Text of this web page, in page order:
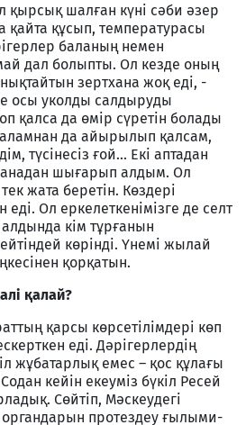
қырсық шалған күні сәби әзер
қайта құсып, температурасы
баланың немен
дал болыпты. Ол кезде оның
зертхана жоқ еді, -
осы уколды салдыруды
қалса да өмір сүретін болады
да айырылып қалсам,
түсінесіз ғой... Екі аптадан
шығарып алдым. Ол
жата беретін. Көздері
Ол еркелеткенімізге де селт
алдында кім тұрғанын
көрінді. Үнемі жылай
қорқатын.
қалай?
қарсы көрсетілімдері көп
еді. Дәрігерлердің
жұбатарлық емес – қос құлағы
кейін екеуміз бүкіл Ресей
Сөйтіп, Мәскеудегі
протездеу ғылыми-